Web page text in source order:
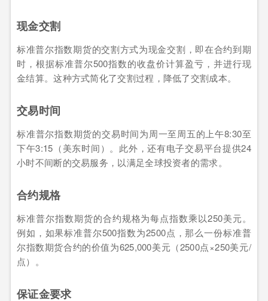
现金交割
标准普尔指数期货的交割方式为现金交割，即在合约到期
时，根据标准普尔500指数的收盘价计算盈亏，并进行现
金结算。这种方式简化了交割过程，降低了交割成本。
交易时间
标准普尔指数期货的交易时间为周一至周五的上午8:30至
下午3:15（美东时间）。此外，还有电子交易平台提供24
小时不间断的交易服务，以满足全球投资者的需求。
合约规格
标准普尔指数期货的合约规格为每点指数乘以250美元。
例如，如果标准普尔500指数为2500点，那么一份标准普
尔指数期货合约的价值为625,000美元（2500点×250美元/
点）。
保证金要求